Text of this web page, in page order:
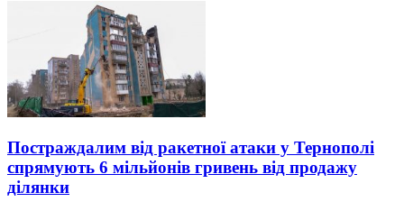
Постраждалим від ракетної атаки у Тернополі
спрямують 6 мільйонів гривень від продажу
ділянки